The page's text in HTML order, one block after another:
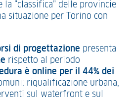
la “classifica” delle provincie
situazione per Torino con
di progettazione presenta
rispetto al periodo
è online per il 44% dei
riqualificazione urbana,
sul waterfront e sul